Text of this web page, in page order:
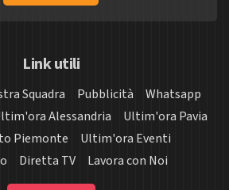
Link utili
Squadra Pubblicità
Whatsapp
Alessandria
Ultim'ora Pavia
Piemonte
Ultim'ora Eventi
Diretta TV Lavora con Noi